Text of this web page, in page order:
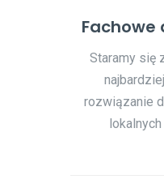
Fachowe
Staramy się
rozwiązanie
lokalnych